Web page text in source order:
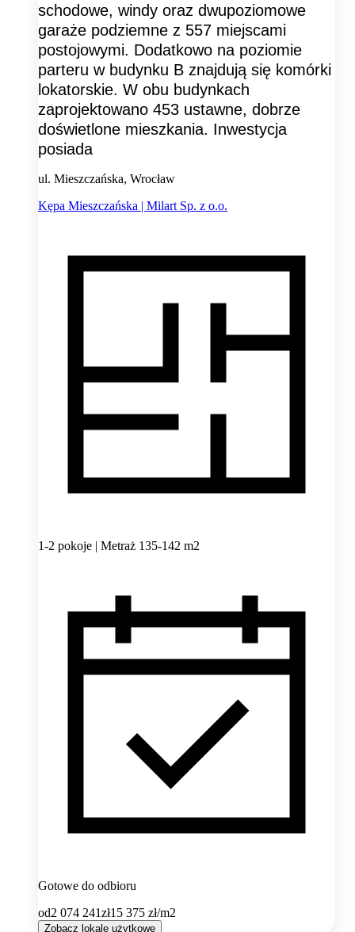
schodowe, windy oraz dwupoziomowe
garaże podziemne z 557 miejscami
postojowymi. Dodatkowo na poziomie
parteru w budynku B znajdują się komórki
lokatorskie. W obu budynkach
zaprojektowano 453 ustawne, dobrze
doświetlone mieszkania. Inwestycja
posiada
ul. Mieszczańska, Wrocław
Kępa Mieszczańska | Milart Sp. z o.o.
1-2 pokoje | Metraż 135-142 m2
Gotowe do odbioru
od2 074 241zł15 375 zł/m2
Zobacz lokale użytkowe